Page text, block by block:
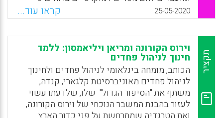
הרפובליקה: חופש, שוויון, אחווה, צדק ודחייה של
כל סוגי האפליה. שיעורים אלה מציבים לאנשי
החינוך בצרפת אתגר מורכב, שכן צרפת היא מדינה
חילונית ביותר, אך עם אוכלוסייתה נמנים נוצרים
קתולים רבים והקהילות הגדולות ביותר באירופה
של מוסלמים ושל יהודים.
WhatsApp
Facebook
Email
X
25-05-2020 קראו עוד...
תקציר
וירוס הקורונה ומריאן ויליאמסון: ללמד
חינוך לניהול פחדים
הכותב, מומחה בינלאומי לניהול פחדים ולחינוך
לניהול פחדים מאוניברסיטת קלגארי, קנדה,
משתף את "הסיפור הגדול" שלו, שלדעתו עשוי
לעזור בהבנת המשבר הנוכחי של וירוס הקורונה,